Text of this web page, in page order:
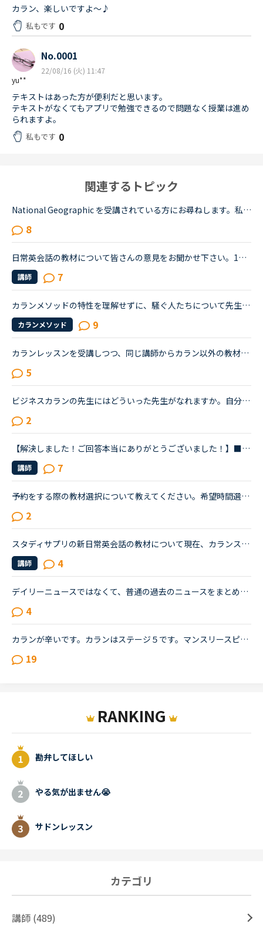
カラン、楽しいですよ〜♪
私もです 0
yu**
No.0001
22/08/16 (火) 11:47
テキストはあった方が便利だと思います。
テキストがなくてもアプリで勉強できるので問題なく授業は進め
られますよ。
私もです 0
関連するトピック
National Geographic を受講されている方にお尋ねします。私はNC入会して約1年半、メインで受講しているのはカランメソッドで、ほぼ毎日受講しています。それ以外には不定期で、世界一周旅行、TOEIC600、スタサプ...
8
日常英会話の教材について皆さんの意見をお聞かせ下さい。1週間前からNCを始め、毎日2-4コマ程度受講しています。TOEIC600程度、英会話もできないので、ある程度基礎から始めようと思っています。現在、日常英会...
講師 7
カランメソッドの特性を理解せずに、騒ぐ人たちについて先生方のレビューを見ていると、カランの進め方について苦言を呈しているレビューが目立つように思いました。これについて、個人的には「それは、生徒の方...
カランメソッド 9
カランレッスンを受講しつつ、同じ講師からカラン以外の教材でもレッスンを受講しているかたにお尋ねします。私は現状stage8で、これまでカラン以外のレッスンはほとんどサドンで様々な講師から受講していました...
5
ビジネスカランの先生にはどういった先生がなれますか。自分は今のカランレッスンが最後まで行ったらビジネスカランに進もうと思います。通常カランは後1か月くらいで終わりそうです。毎日同じ先生のカランを受け...
2
【解決しました！ご回答本当にありがとうございました！】■効果的なカランレッスンの進め方について2020年1月からネイティブキャンプを始め、現在カランレッスンはステージ4の全復習直前段階です。毎回どうしても...
講師 7
予約をする際の教材選択について教えてください。希望時間選択後の教材選択画面の教材選択欄に自動的に出てくる教材が日によって違うのですが、みなさんはそのようなことはありませんか？日によって自動的に最初...
2
スタディサプリの新日常英会話の教材について現在、カランステージ4をやっているのですが、カランの他にも何かやろうと思い、以前はトピックトークを少しやっていました。しかし、予習に時間がかかりすぎてモチベ...
講師 4
デイリーニュースではなくて、普通の過去のニュースをまとめた方のニュースの受講について、受講経験のある方教えてください。昨日初めてニュース中級を3つ受けました。スクリプトを見ずに、最初にオーディオを聞...
4
カランが辛いです。カランはステージ５です。マンスリースピーキングテストは毎回５か６です。オンライン英会話は1年前に他社で入会し、カランに惹かれてNCへ転校（？）しました。最初は死ぬほど緊張していたレッ...
19
RANKING
勘弁してほしい
やる気が出ません😭
サドンレッスン
カテゴリ
講師 (489)